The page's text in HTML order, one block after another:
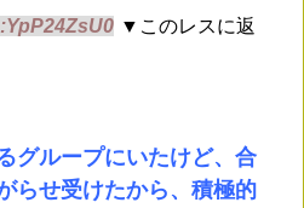
▼このレスに返
グループにいたけど、合
らせ受けたから、積極的